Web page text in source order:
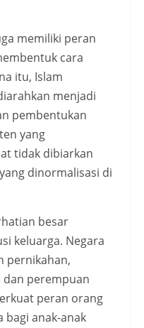
memiliki peran
cara
itu, Islam
menjadi
pembentukan
yang
tidak dibiarkan
dinormalisasi di
besar
keluarga. Negara
pernikahan,
dan perempuan
peran orang
bagi anak-anak